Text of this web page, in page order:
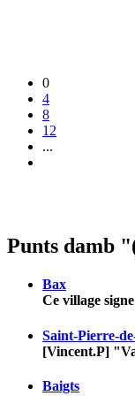
0
4
8
12
...
Punts damb
Bax
Ce village
Saint-Pierre-
[Vincent.P]
Baigts